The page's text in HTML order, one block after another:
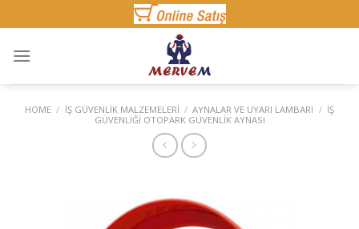
to
content
HOME / İŞ GÜVENLIK MALZEMELERI / AYNALAR VE UYARI LAMBARI / İŞ
GÜVENLIĞI OTOPARK GÜVENLIK AYNASI